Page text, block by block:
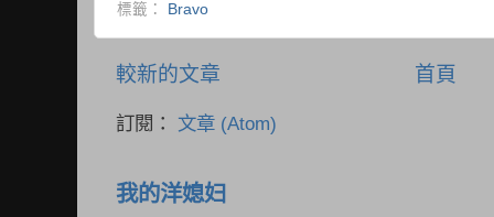
標籤：
Bravo
較新的文章 首頁
訂閱： 文章 (Atom)
我的洋媳妇